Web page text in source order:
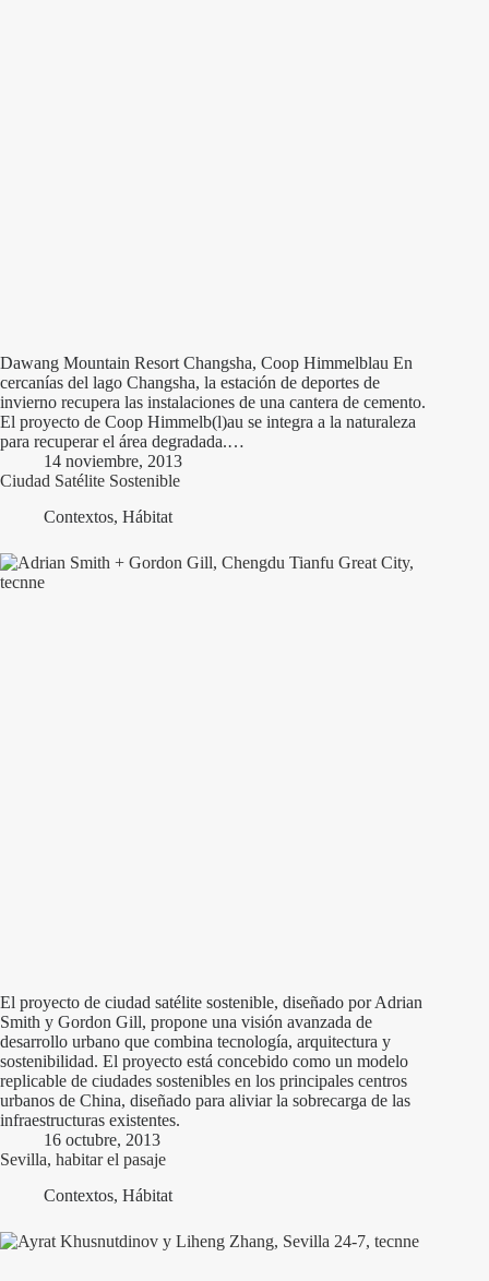
Dawang Mountain Resort Changsha, Coop Himmelblau En
cercanías del lago Changsha, la estación de deportes de
invierno recupera las instalaciones de una cantera de cemento.
El proyecto de Coop Himmelb(l)au se integra a la naturaleza
para recuperar el área degradada.…
14 noviembre, 2013
Ciudad Satélite Sostenible
Contextos, Hábitat
El proyecto de ciudad satélite sostenible, diseñado por Adrian
Smith y Gordon Gill, propone una visión avanzada de
desarrollo urbano que combina tecnología, arquitectura y
sostenibilidad. El proyecto está concebido como un modelo
replicable de ciudades sostenibles en los principales centros
urbanos de China, diseñado para aliviar la sobrecarga de las
infraestructuras existentes.
16 octubre, 2013
Sevilla, habitar el pasaje
Contextos, Hábitat